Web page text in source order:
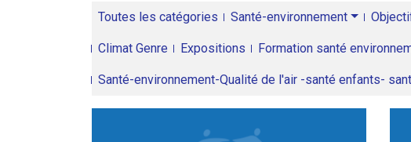
Toutes les catégories Santé-environnement
Climat Genre Expositions Formation santé
Santé-environnement-Qualité de l'air -santé enfants-